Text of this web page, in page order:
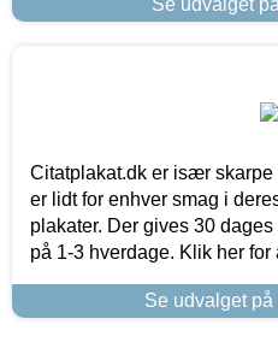
Citatplakat.dk er især skarpe
er lidt for enhver smag i
plakater. Der gives 30
på 1-3 hverdage. Klik her for
Se udvalget